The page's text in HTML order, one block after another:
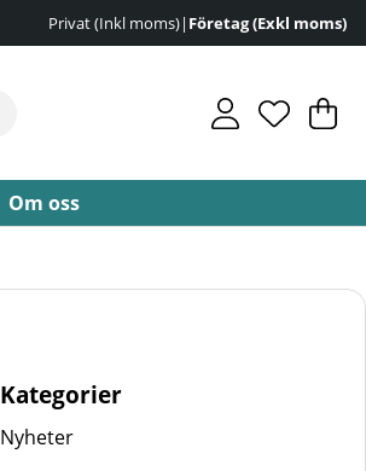
Privat (Inkl moms)| Företag (Exkl moms)
.
Om oss
Kategorier
Nyheter